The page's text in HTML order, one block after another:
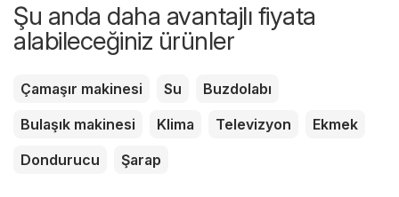
Şu anda daha avantajlı fiyata
alabileceğiniz ürünler
Çamaşır makinesi Su
Buzdolabı
Bulaşık makinesi
Klima Televizyon
Ekmek
Dondurucu
Şarap